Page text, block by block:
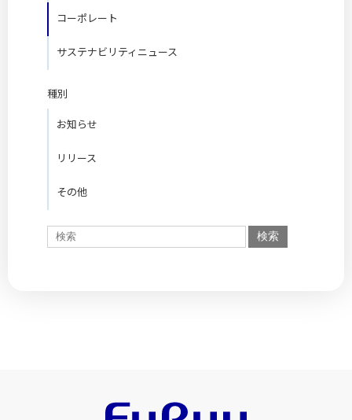
コーポレート
サステナビリティニュース
種別
お知らせ
リリース
その他